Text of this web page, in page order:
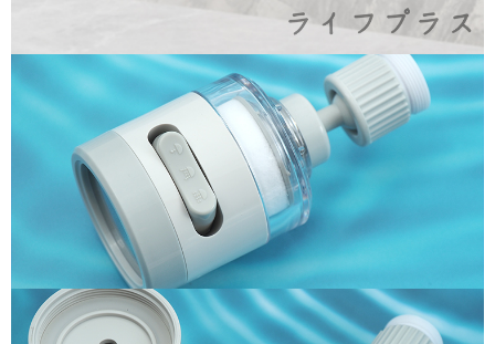
時審查核予不同之上限額度；若仍有額度不足之情形，本公司將視審查結果
恩沛科技股份有限公司將有權停止該用戶之使用額度並採取法律行動。
每筆NT$80，滿NT$490(含以上)免運費
外島宅配
每筆NT$150，滿NT$3,000(含以上)免運費
貨到付款
每筆NT$150，滿NT$3,000(含以上)免運費